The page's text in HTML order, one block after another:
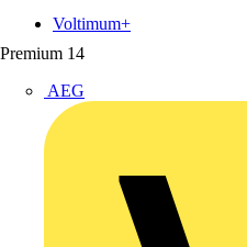
Premium 14
AEG
Voltimum+